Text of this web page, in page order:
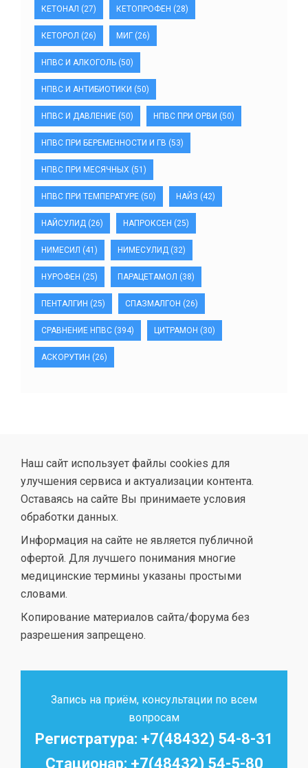
КЕТОНАЛ (27) КЕТОПРОФЕН (28)
КЕТОРОЛ (26) МИГ (26)
НПВС И АЛКОГОЛЬ (50)
НПВС И АНТИБИОТИКИ (50)
НПВС И ДАВЛЕНИЕ (50) НПВС ПРИ ОРВИ (50)
НПВС ПРИ БЕРЕМЕННОСТИ И ГВ (53)
НПВС ПРИ МЕСЯЧНЫХ (51)
НПВС ПРИ ТЕМПЕРАТУРЕ (50) НАЙЗ (42)
НАЙСУЛИД (26) НАПРОКСЕН (25)
НИМЕСИЛ (41) НИМЕСУЛИД (32)
НУРОФЕН (25) ПАРАЦЕТАМОЛ (38)
ПЕНТАЛГИН (25) СПАЗМАЛГОН (26)
СРАВНЕНИЕ НПВС (394) ЦИТРАМОН (30)
АСКОРУТИН (26)
Наш сайт использует файлы cookies для
улучшения сервиса и актуализации контента.
Оставаясь на сайте Вы принимаете условия
обработки данных.
Информация на сайте не является публичной
офертой. Для лучшего понимания многие
медицинские термины указаны простыми
словами.
Копирование материалов сайта/форума без
разрешения запрещено.
Запись на приём, консультации по всем
вопросам
Регистратура: +7(48432) 54-8-31
Стационар: +7(48432) 54-5-80